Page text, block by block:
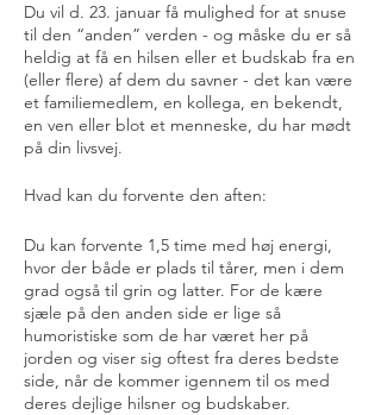
Du vil d. 23. januar få mulighed for at snuse
til den “anden” verden - og måske du er så
heldig at få en hilsen eller et budskab fra en
(eller flere) af dem du savner - det kan være
et familiemedlem, en kollega, en bekendt,
en ven eller blot et menneske, du har mødt
på din livsvej.
Hvad kan du forvente den aften:
Du kan forvente 1,5 time med høj energi,
hvor der både er plads til tårer, men i dem
grad også til grin og latter. For de kære
sjæle på den anden side er lige så
humoristiske som de har været her på
jorden og viser sig oftest fra deres bedste
side, når de kommer igennem til os med
deres dejlige hilsner og budskaber.